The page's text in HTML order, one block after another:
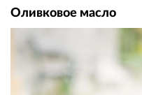
Оливковое масло